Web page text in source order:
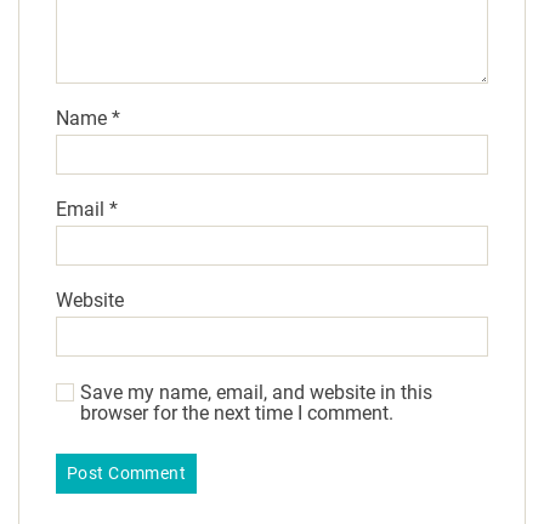
Name *
Email *
Website
Save my name, email, and website in this
browser for the next time I comment.